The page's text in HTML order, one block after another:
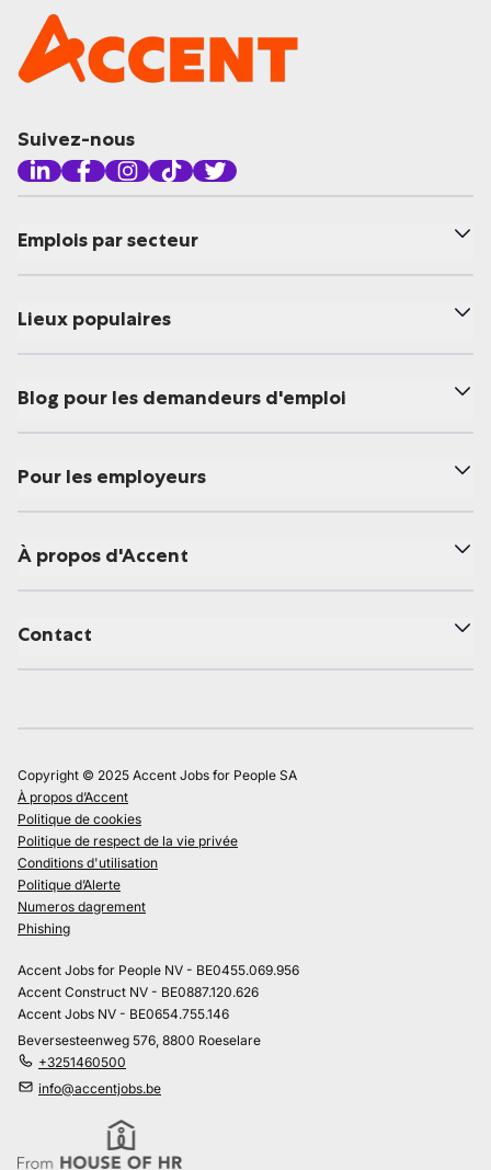
Suivez-nous
Emplois par secteur
Lieux populaires
Blog pour les demandeurs d'emploi
Pour les employeurs
À propos d'Accent
Contact
Copyright © 2025 Accent Jobs for People SA
À propos d’Accent
Politique de cookies
Politique de respect de la vie privée
Conditions d'utilisation
Politique d’Alerte
Numeros dagrement
Phishing
Accent Jobs for People NV - BE0455.069.956
Accent Construct NV - BE0887.120.626
Accent Jobs NV - BE0654.755.146
Beversesteenweg 576, 8800 Roeselare
+3251460500
info@accentjobs.be